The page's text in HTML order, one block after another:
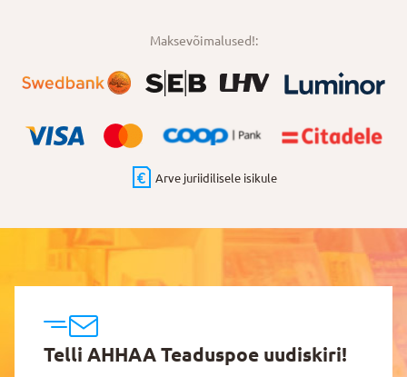
Maksevõimalused!:
Arve juriidilisele isikule
Telli AHHAA Teaduspoe uudiskiri!